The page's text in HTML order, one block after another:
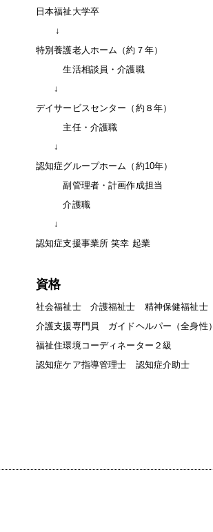
日本福祉大学卒
↓
特別養護老人ホーム（約７年）
生活相談員・介護職
↓
デイサービスセンター（約８年）
主任・介護職
↓
認知症グループホーム（約10年）
副管理者・計画作成担当
介護職
↓
認知症支援事業所 笑幸 起業
資格
社会福祉士 介護福祉士 精神保健福祉士
介護支援専門員 ガイドヘルパー（全身性）
福祉住環境コーディネーター２級
認知症ケア指導管理士 認知症介助士